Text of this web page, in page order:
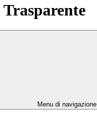
Menu di navigazione